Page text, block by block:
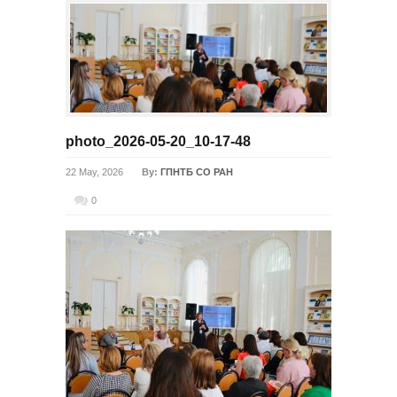
photo_2026-05-20_10-17-48
22 May, 2026 By: ГПНТБ СО РАН
0